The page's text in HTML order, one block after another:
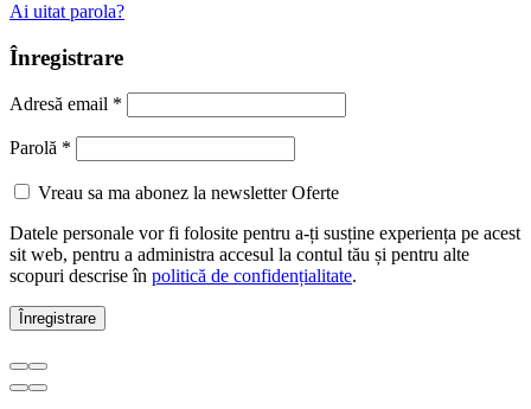
Ai uitat parola?
Înregistrare
Adresă email *
Parolă *
Vreau sa ma abonez la newsletter Oferte
Datele personale vor fi folosite pentru a-ți susține experiența pe acest
sit web, pentru a administra accesul la contul tău și pentru alte
scopuri descrise în politică de confidențialitate.
Înregistrare